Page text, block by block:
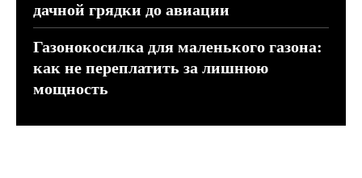
дачной грядки до авиации
Газонокосилка для маленького газона:
как не переплатить за лишнюю
мощность